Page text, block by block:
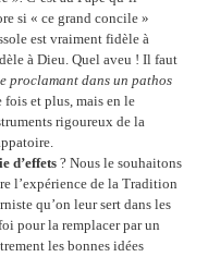
si « ce grand concile »
est vraiment fidèle à
à Dieu. Quel aveu ! Il faut
proclamant dans un pathos
fois et plus, mais en le
rigoureux de la
d’effets ? Nous le souhaitons
l’expérience de la Tradition
qu’on leur sert dans les
pour la remplacer par un
les bonnes idées